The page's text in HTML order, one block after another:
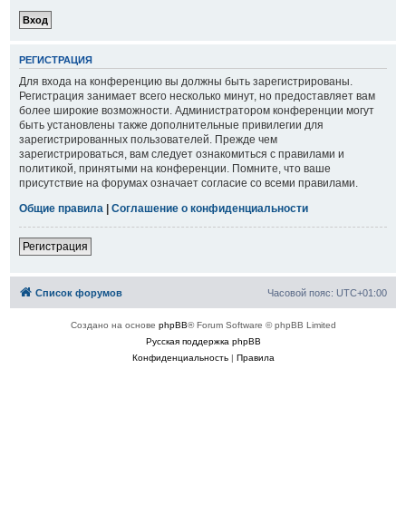
РЕГИСТРАЦИЯ
Для входа на конференцию вы должны быть зарегистрированы.
Регистрация занимает всего несколько минут, но предоставляет вам
более широкие возможности. Администратором конференции могут
быть установлены также дополнительные привилегии для
зарегистрированных пользователей. Прежде чем
зарегистрироваться, вам следует ознакомиться с правилами и
политикой, принятыми на конференции. Помните, что ваше
присутствие на форумах означает согласие со всеми правилами.
Общие правила | Соглашение о конфиденциальности
Регистрация
Список форумов Часовой пояс: UTC+01:00
Создано на основе phpBB® Forum Software © phpBB Limited
Русская поддержка phpBB
Конфиденциальность| Правила